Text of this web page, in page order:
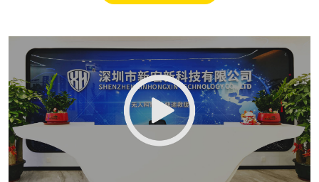
测，并获得了欧盟CE和ROHS认证。公司自主研发的水上救
援机器人、无人船、水下搜救机器人、声呐探测仪等产品以
军工品质和AI技术为核心，显著提升了水域救援的效率和安
全性。
新宏新科技严格遵循ISO质量管理体系、职业健康安全
管理体系、环境管理体系、知识产权管理体系以及五星售后